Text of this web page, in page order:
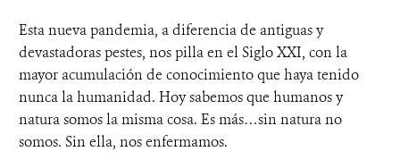
Esta nueva pandemia, a diferencia de antiguas y
devastadoras pestes, nos pilla en el Siglo XXI, con la
mayor acumulación de conocimiento que haya tenido
nunca la humanidad. Hoy sabemos que humanos y
natura somos la misma cosa. Es más…sin natura no
somos. Sin ella, nos enfermamos.